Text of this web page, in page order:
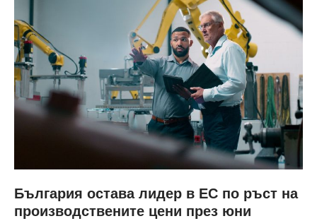
България остава лидер в ЕС по ръст на
производствените цени през юни